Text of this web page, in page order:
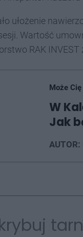
ułożenie
Wartość
RAK INVEST
Może
W
Jak
AUTOR: